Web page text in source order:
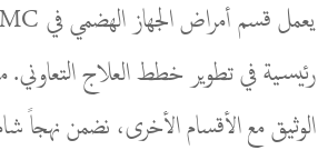
رئيسية في تطوير خطط العلاج التعاوني.
الوثيق مع الأقسام الأخرى، نضمن نهجاً